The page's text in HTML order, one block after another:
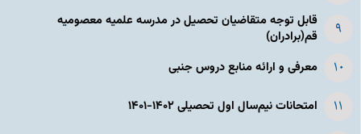
قابل توجه متقاضیان تحصیل در مدرسه علمیه معصومیه
قم(برادران)
معرفی و ارائه منابع دروس جنبی
امتحانات نیم‌سال اول تحصیلی ۱۴۰۲-۱۴۰۱